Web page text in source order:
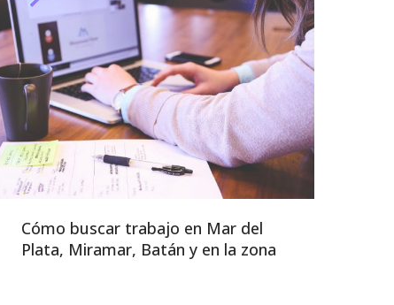
Cómo buscar trabajo en Mar del
Plata, Miramar, Batán y en la zona